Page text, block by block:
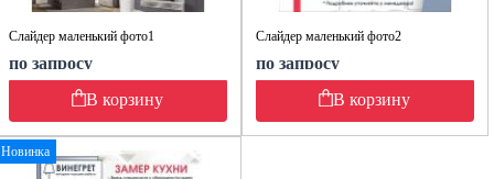
Слайдер маленький фото1
по запросу
В корзину
Слайдер маленький фото2
по запросу
В корзину
Новинка